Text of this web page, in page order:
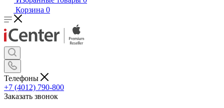
Корзина 0
Телефоны
+7 (4012) 790-800
Заказать звонок